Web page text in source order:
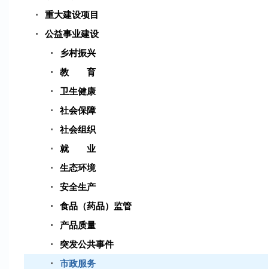
重大建设项目
公益事业建设
乡村振兴
教 育
卫生健康
社会保障
社会组织
就 业
生态环境
安全生产
食品（药品）监管
产品质量
突发公共事件
市政服务